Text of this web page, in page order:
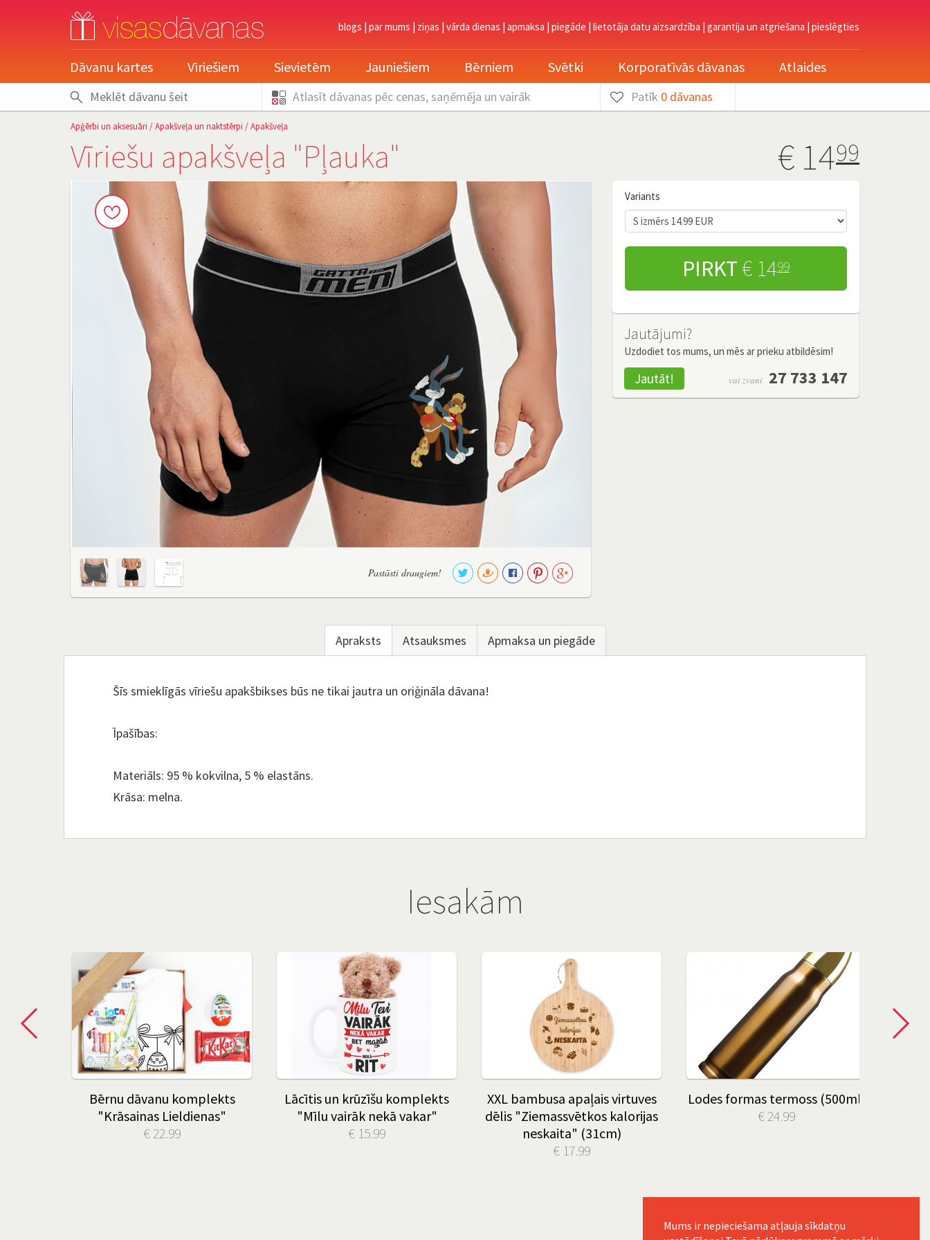
blogs | par mums | ziņas | vārda dienas | apmaksa | piegāde | lietotāja datu aizsardzība | garantija un atgriešana | pieslēgties
pieslēgties
Dāvanu kartes Vīriešiem Sievietēm Jauniešiem Bērniem Svētki Korporatīvās dāvanas Atlaides
Atlasīt dāvanas pēc cenas, saņēmēja un vairāk Patīk 0dāvanas
Apģērbi un aksesuāri /Apakšveļa un naktstērpi /Apakšveļa
Vīriešu apakšveļa "Pļauka" € 1499
Pastāsti draugiem!
Variants
PIRKT € 1499
Jautājumi?
Uzdodiet tos mums, un mēs ar prieku atbildēsim!
Jautāt! vai zvani 27 733 147
Apraksts Atsauksmes Apmaksa un piegāde
Šīs smieklīgās vīriešu apakšbikses būs ne tikai jautra un oriģināla dāvana!
Īpašības:
Materiāls: 95 % kokvilna, 5 % elastāns.
Krāsa: melna.
Iesakām
Bērnu dāvanu komplekts
"Krāsainas Lieldienas"
€ 22.99
Lācītis un krūzīšu komplekts
"Mīlu vairāk nekā vakar"
€ 15.99
XXL bambusa apaļais virtuves
dēlis "Ziemassvētkos kalorijas
neskaita" (31cm)
€ 17.99
Lodes formas termoss (500ml)
€ 24.99
Mums ir nepieciešama atļauja sīkdatņu